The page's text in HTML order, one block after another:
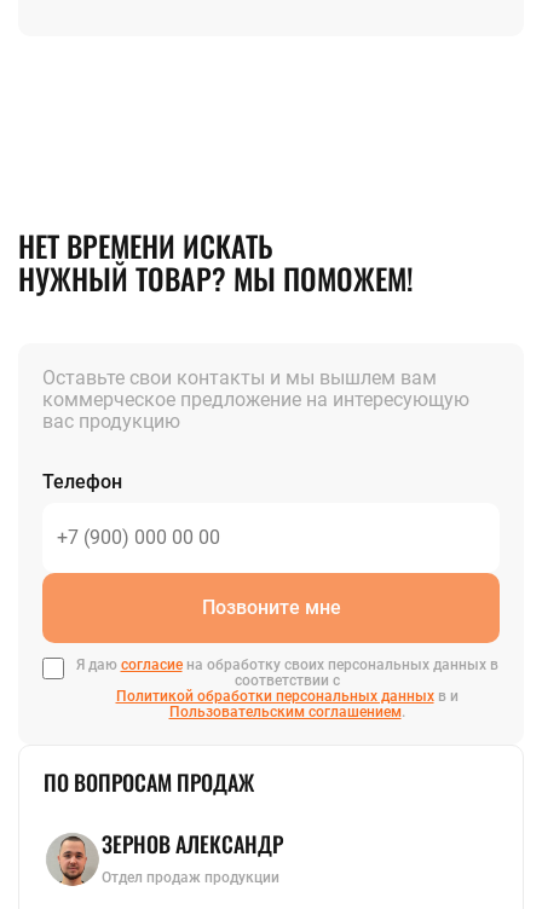
НЕТ ВРЕМЕНИ ИСКАТЬ
НУЖНЫЙ ТОВАР? МЫ ПОМОЖЕМ!
Оставьте свои контакты и мы вышлем вам
коммерческое предложение на интересующую
вас продукцию
Телефон
Позвоните мне
Я даю согласиена обработку своих персональных данных в
соответствии с
Политикой обработки персональных данныхв и
Пользовательским соглашением.
ПО ВОПРОСАМ ПРОДАЖ
ЗЕРНОВ АЛЕКСАНДР
Отдел продаж продукции